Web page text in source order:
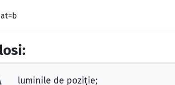
luminile de poziţie;